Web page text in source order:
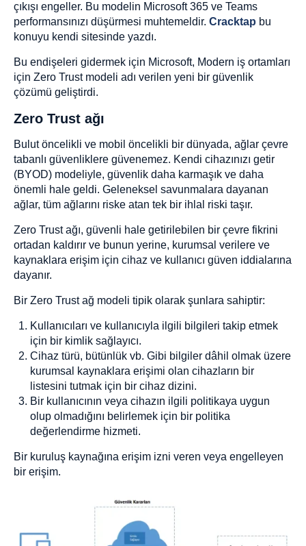
çıkışı engeller. Bu modelin Microsoft 365 ve Teams
performansınızı düşürmesi muhtemeldir. Cracktap bu
konuyu kendi sitesinde yazdı.
Bu endişeleri gidermek için Microsoft, Modern iş ortamları
için Zero Trust modeli adı verilen yeni bir güvenlik
çözümü geliştirdi.
Zero Trust ağı
Bulut öncelikli ve mobil öncelikli bir dünyada, ağlar çevre
tabanlı güvenliklere güvenemez. Kendi cihazınızı getir
(BYOD) modeliyle, güvenlik daha karmaşık ve daha
önemli hale geldi. Geleneksel savunmalara dayanan
ağlar, tüm ağlarını riske atan tek bir ihlal riski taşır.
Zero Trust ağı, güvenli hale getirilebilen bir çevre fikrini
ortadan kaldırır ve bunun yerine, kurumsal verilere ve
kaynaklara erişim için cihaz ve kullanıcı güven iddialarına
dayanır.
Bir Zero Trust ağ modeli tipik olarak şunlara sahiptir:
Kullanıcıları ve kullanıcıyla ilgili bilgileri takip etmek
için bir kimlik sağlayıcı.
Cihaz türü, bütünlük vb. Gibi bilgiler dâhil olmak üzere
kurumsal kaynaklara erişimi olan cihazların bir
listesini tutmak için bir cihaz dizini.
Bir kullanıcının veya cihazın ilgili politikaya uygun
olup olmadığını belirlemek için bir politika
değerlendirme hizmeti.
Bir kuruluş kaynağına erişim izni veren veya engelleyen
bir erişim.